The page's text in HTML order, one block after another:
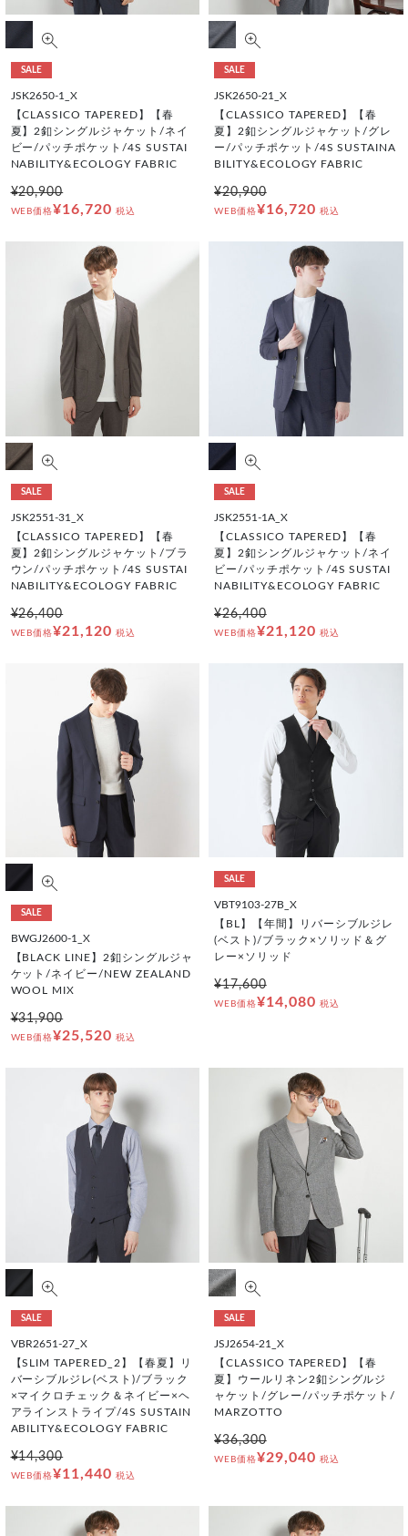
SALE
JSK2650-1_X
【CLASSICO TAPERED】【春
夏】2釦シングルジャケット/ネイ
ビー/パッチポケット/4S SUSTAI
NABILITY&ECOLOGY FABRIC
¥20,900
WEB価格¥16,720 税込
SALE
JSK2650-21_X
【CLASSICO TAPERED】【春
夏】2釦シングルジャケット/グレ
ー/パッチポケット/4S SUSTAINA
BILITY&ECOLOGY FABRIC
¥20,900
WEB価格¥16,720 税込
SALE
JSK2551-31_X
【CLASSICO TAPERED】【春
夏】2釦シングルジャケット/ブラ
ウン/パッチポケット/4S SUSTAI
NABILITY&ECOLOGY FABRIC
¥26,400
WEB価格¥21,120 税込
SALE
JSK2551-1A_X
【CLASSICO TAPERED】【春
夏】2釦シングルジャケット/ネイ
ビー/パッチポケット/4S SUSTAI
NABILITY&ECOLOGY FABRIC
¥26,400
WEB価格¥21,120 税込
SALE
BWGJ2600-1_X
【BLACK LINE】2釦シングルジャ
ケット/ネイビー/NEW ZEALAND
WOOL MIX
¥31,900
WEB価格¥25,520 税込
SALE
VBT9103-27B_X
【BL】【年間】リバーシブルジレ
(ベスト)/ブラック×ソリッド＆グ
レー×ソリッド
¥17,600
WEB価格¥14,080 税込
SALE
VBR2651-27_X
【SLIM TAPERED_2】【春夏】リ
バーシブルジレ(ベスト)/ブラック
×マイクロチェック＆ネイビー×ヘ
アラインストライプ/4S SUSTAIN
ABILITY&ECOLOGY FABRIC
¥14,300
WEB価格¥11,440 税込
SALE
JSJ2654-21_X
【CLASSICO TAPERED】【春
夏】ウールリネン2釦シングルジ
ャケット/グレー/パッチポケット/
MARZOTTO
¥36,300
WEB価格¥29,040 税込